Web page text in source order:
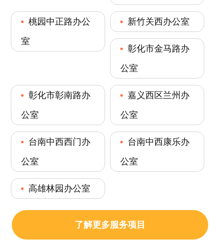
桃园中正路办公
室
新竹关西办公室
彰化市金马路办
公室
彰化市彰南路办
公室
嘉义西区兰州办
公室
台南中西西门办
公室
台南中西康乐办
公室
高雄林园办公室
了解更多服务项目